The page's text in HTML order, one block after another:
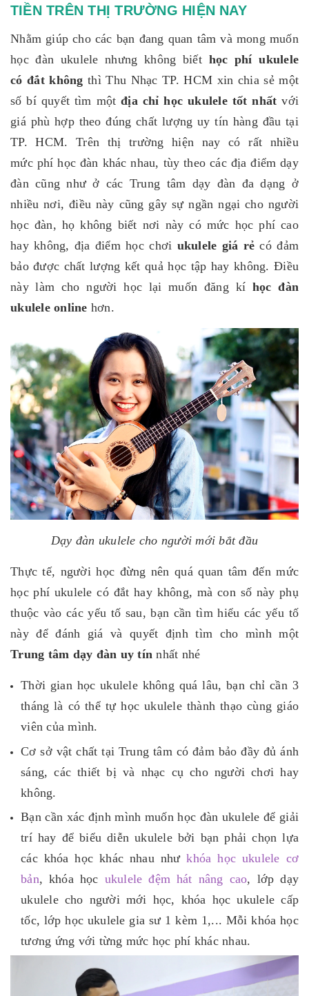
TIỀN TRÊN THỊ TRƯỜNG HIỆN NAY
Nhằm giúp cho các bạn đang quan tâm và mong muốn
học đàn ukulele nhưng không biết học phí ukulele
có đắt không thì Thu Nhạc TP. HCM xin chia sẻ một
số bí quyết tìm mộtđịa chỉ học ukulele tốt nhất với
giá phù hợp theo đúng chất lượng uy tín hàng đầu tại
TP. HCM. Trên thị trường hiện nay có rất nhiều
mức phí học đàn khác nhau, tùy theo các địa điểm dạy
đàn cũng như ở các Trung tâm dạy đàn đa dạng ở
nhiều nơi, điều này cũng gây sự ngần ngại cho người
học đàn, họ không biết nơi này có mức học phí cao
hay không, địa điểm học chơi ukulele giá rẻ có đảm
bảo được chất lượng kết quả học tập hay không. Điều
này làm cho người học lại muốn đăng kí học đàn
ukulele online hơn.
Dạy đàn ukulele cho người mới bắt đầu
Thực tế, người học đừng nên quá quan tâm đến mức
học phí ukulele có đắt hay không, mà con số này phụ
thuộc vào các yếu tố sau, bạn cần tìm hiểu các yếu tố
này để đánh giá và quyết định tìm cho mình một
Trung tâm dạy đàn uy tín nhất nhé
Thời gian học ukulele không quá lâu, bạn chỉ cần 3
tháng là có thể tự học ukulele thành thạo cùng giáo
viên của mình.
Cơ sở vật chất tại Trung tâm có đảm bảo đầy đủ ánh
sáng, các thiết bị và nhạc cụ cho người chơi hay
không.
Bạn cần xác định mình muốn học đàn ukulele để giải
trí hay để biểu diễn ukulele bởi bạn phải chọn lựa
các khóa học khác nhau nhưkhóa học ukulele cơ
bản, khóa học ukulele đệm hát nâng cao, lớp dạy
ukulele cho người mới học, khóa học ukulele cấp
tốc, lớp học ukulele gia sư 1 kèm 1,... Mỗi khóa học
tương ứng với từng mức học phí khác nhau.